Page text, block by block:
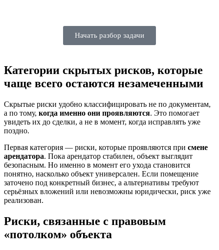
Начать разбор задачи
Категории скрытых рисков, которые
чаще всего остаются незамеченными
Скрытые риски удобно классифицировать не по документам,
а по тому, когда именно они проявляются. Это помогает
увидеть их до сделки, а не в момент, когда исправлять уже
поздно.
Первая категория — риски, которые проявляются при смене
арендатора. Пока арендатор стабилен, объект выглядит
безопасным. Но именно в момент его ухода становится
понятно, насколько объект универсален. Если помещение
заточено под конкретный бизнес, а альтернативы требуют
серьёзных вложений или невозможны юридически, риск уже
реализован.
Риски, связанные с правовым
«потолком» объекта